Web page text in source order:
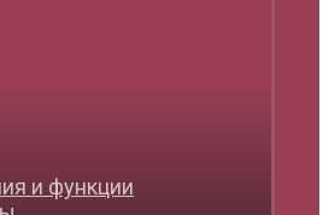
и функции